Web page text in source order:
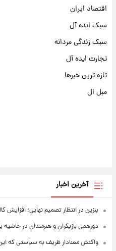
اقتصاد ایران
سبک ایده آل
سبک زندگی مردانه
تجارت ایده آل
تازه ترین خبرها
مبل ال
آخرین اخبار
بنزین در انتظار تصمیم نهایی؛ افزایش
دورهمی بازیگران و هنرمندان در
واکنش معنادار ظریف به سیاستی که